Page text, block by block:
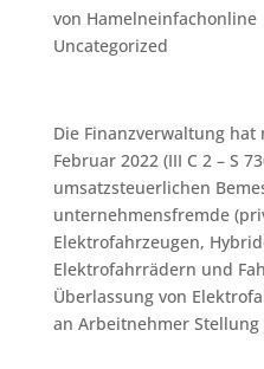
von Hamelneinfachonline
Uncategorized
Die Finanzverwaltung hat
Februar 2022 (III C 2 – S
umsatzsteuerlichen
unternehmensfremde
Elektrofahrzeugen,
Elektrofahrrädern und
Überlassung von
an Arbeitnehmer Stellung